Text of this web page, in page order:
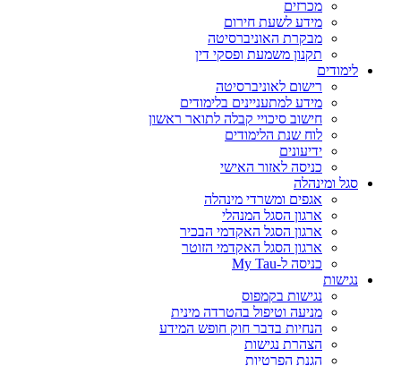
מכרזים
מידע לשעת חירום
מבקרת האוניברסיטה
תקנון משמעת ופסקי דין
לימודים
רישום לאוניברסיטה
מידע למתעניינים בלימודים
חישוב סיכויי קבלה לתואר ראשון
לוח שנת הלימודים
ידיעונים
כניסה לאזור האישי
סגל ומינהלה
אגפים ומשרדי מינהלה
ארגון הסגל המנהלי
ארגון הסגל האקדמי הבכיר
ארגון הסגל האקדמי הזוטר
כניסה ל-My Tau
נגישות
נגישות בקמפוס
מניעה וטיפול בהטרדה מינית
הנחיות בדבר חוק חופש המידע
הצהרת נגישות
הגנת הפרטיות